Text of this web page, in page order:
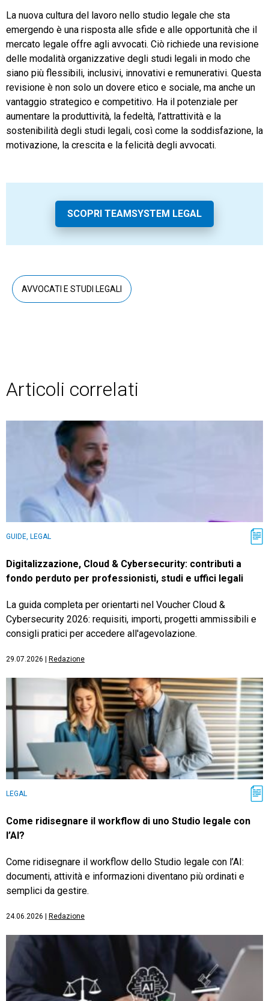
La nuova cultura del lavoro nello studio legale che sta
emergendo è una risposta alle sfide e alle opportunità che il
mercato legale offre agli avvocati. Ciò richiede una revisione
delle modalità organizzative degli studi legali in modo che
siano più flessibili, inclusivi, innovativi e remunerativi. Questa
revisione è non solo un dovere etico e sociale, ma anche un
vantaggio strategico e competitivo. Ha il potenziale per
aumentare la produttività, la fedeltà, l’attrattività e la
sostenibilità degli studi legali, così come la soddisfazione, la
motivazione, la crescita e la felicità degli avvocati.
SCOPRI TEAMSYSTEM LEGAL
AVVOCATI E STUDI LEGALI
Articoli correlati
GUIDE, LEGAL
Digitalizzazione, Cloud & Cybersecurity: contributi a
fondo perduto per professionisti, studi e uffici legali
La guida completa per orientarti nel Voucher Cloud &
Cybersecurity 2026: requisiti, importi, progetti ammissibili e
consigli pratici per accedere all'agevolazione.
29.07.2026 Redazione
LEGAL
Come ridisegnare il workflow di uno Studio legale con
l’AI?
Come ridisegnare il workflow dello Studio legale con l’AI:
documenti, attività e informazioni diventano più ordinati e
semplici da gestire.
24.06.2026 Redazione